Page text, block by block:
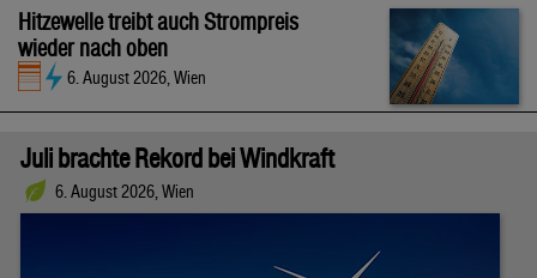
Hitzewelle treibt auch Strompreis
wieder nach oben
6. August 2026, Wien
Juli brachte Rekord bei Windkraft
6. August 2026, Wien